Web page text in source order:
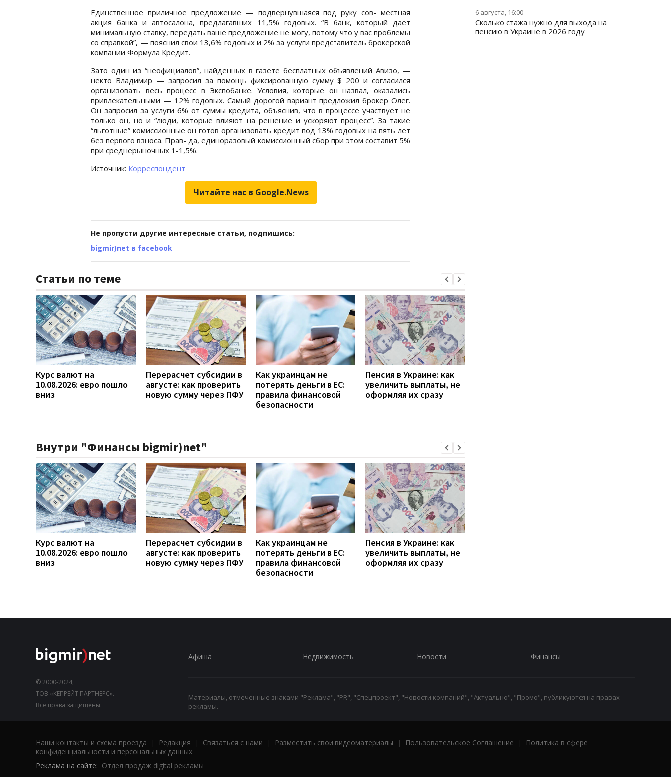
Единственное приличное предложение — подвернувшаяся под руку сов- местная
акция банка и автосалона, предлагавших 11,5% годовых. “В банк, который дает
минимальную ставку, передать ваше предложение не могу, потому что у вас проблемы
со справкой”, — пояснил свои 13,6% годовых и 2% за услуги представитель брокерской
компании Формула Кредит.
Зато один из “неофициалов”, найденных в газете бесплатных объявлений Авизо, —
некто Владимир — запросил за помощь фиксированную сумму $ 200 и согласился
организовать весь процесс в Экспобанке. Условия, которые он назвал, оказались
привлекательными — 12% годовых. Самый дорогой вариант предложил брокер Олег.
Он запросил за услуги 6% от суммы кредита, объяснив, что в процессе участвует не
только он, но и “люди, которые влияют на решение и ускоряют процесс”. За такие
“льготные” комиссионные он готов организовать кредит под 13% годовых на пять лет
без первого взноса. Прав- да, единоразовый комиссионный сбор при этом составит 5%
при среднерыночных 1-1,5%.
Источник: Корреспондент
Читайте нас в Google.News
Не пропусти другие интересные статьи, подпишись:
bigmir)net в facebook
Статьи по теме
Курс валют на
10.08.2026: евро пошло
вниз
Перерасчет субсидии в
августе: как проверить
новую сумму через ПФУ
Как украинцам не
потерять деньги в ЕС:
правила финансовой
безопасности
Пенсия в Украине: как
увеличить выплаты, не
оформляя их сразу
Внутри "Финансы bigmir)net"
Курс валют на
10.08.2026: евро пошло
вниз
Перерасчет субсидии в
августе: как проверить
новую сумму через ПФУ
Как украинцам не
потерять деньги в ЕС:
правила финансовой
безопасности
Пенсия в Украине: как
увеличить выплаты, не
оформляя их сразу
6 августа, 16:00
Сколько стажа нужно для выхода на
пенсию в Украине в 2026 году
© 2000-2024,
ТОВ «КЕПРЕЙТ ПАРТНЕРС».
Все права защищены.
Афиша Недвижимость Новости Финансы
Материалы, отмеченные знаками "Реклама", "PR", "Спецпроект", "Новости компаний", "Актуально", "Промо", публикуются на правах
рекламы.
Наши контакты и схема проезда | Редакция | Связаться с нами | Разместить свои видеоматериалы | Пользовательское Соглашение |
Политика в сфере
конфиденциальности и персональных данных
Реклама на сайте: Отдел продаж digital рекламы